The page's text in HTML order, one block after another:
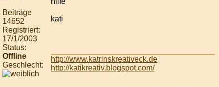
Beiträge
14652
Registriert:
17/1/2003
Status:
Offline
Geschlecht:
kati
http://www.katrinskreativeck.de
http://katikreativ.blogspot.com/